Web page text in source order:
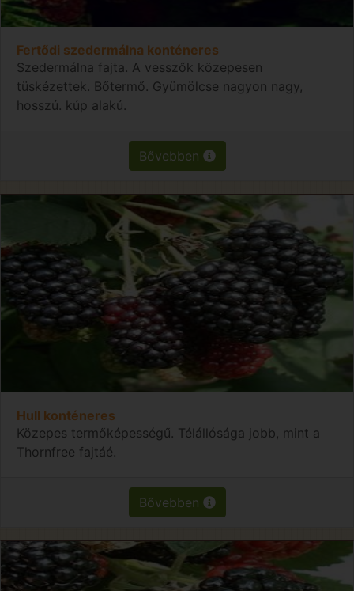
Fertődi szedermálna konténeres
Szedermálna fajta. A vesszők közepesen
tüskézettek. Bőtermő. Gyümölcse nagyon nagy,
hosszú. kúp alakú.
Bővebben
Hull konténeres
Közepes termőképességű. Télállósága jobb, mint a
Thornfree fajtáé.
Bővebben